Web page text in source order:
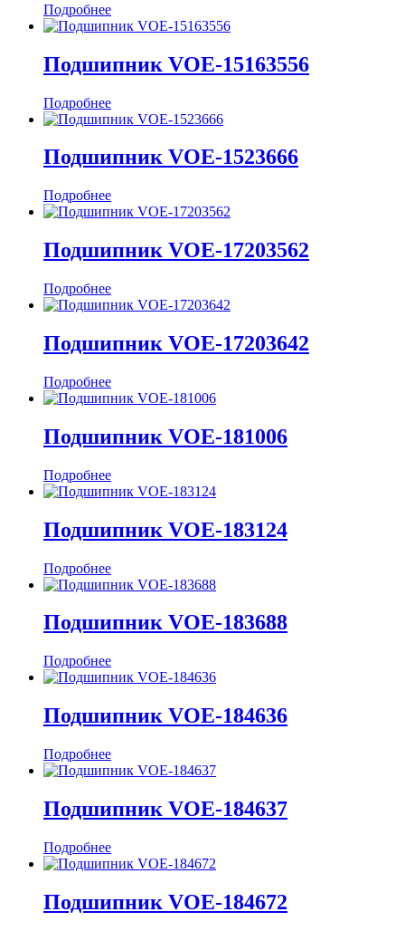
Подробнее
Подшипник VOE-15163556
Подробнее
Подшипник VOE-1523666
Подробнее
Подшипник VOE-17203562
Подробнее
Подшипник VOE-17203642
Подробнее
Подшипник VOE-181006
Подробнее
Подшипник VOE-183124
Подробнее
Подшипник VOE-183688
Подробнее
Подшипник VOE-184636
Подробнее
Подшипник VOE-184637
Подробнее
Подшипник VOE-184672